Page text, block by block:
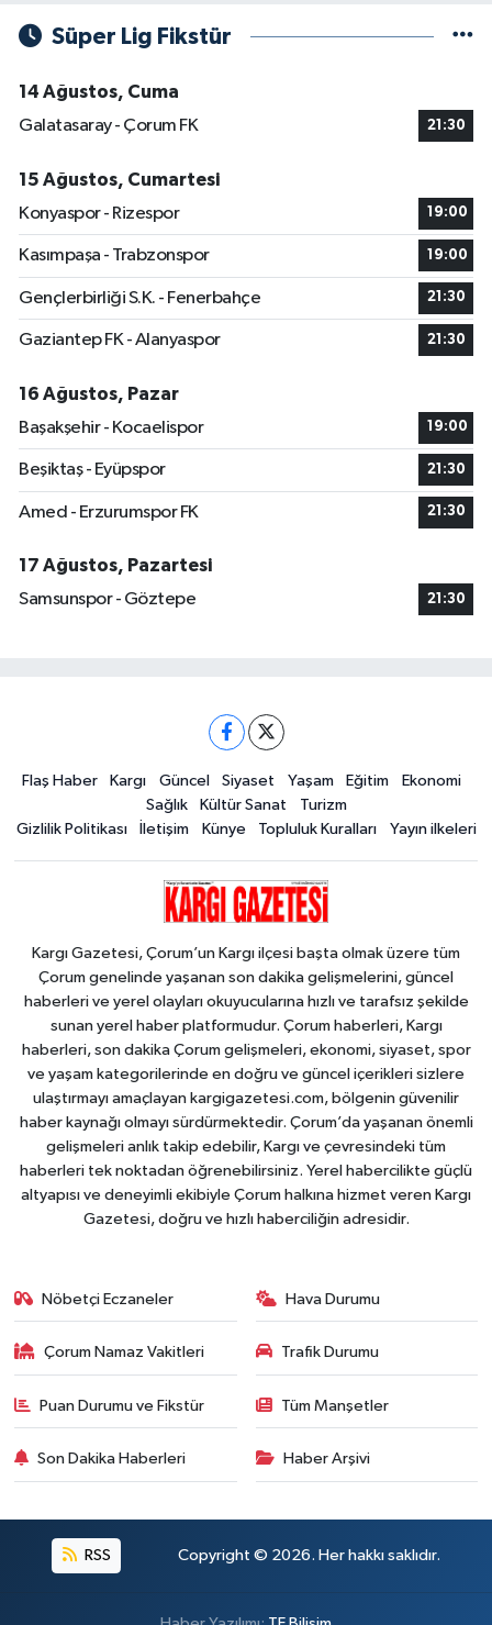
Süper Lig Fikstür
14 Ağustos, Cuma
Galatasaray - Çorum FK
21:30
15 Ağustos, Cumartesi
Konyaspor - Rizespor
19:00
Kasımpaşa - Trabzonspor 19:00
Gençlerbirliği S.K. - Fenerbahçe 21:30
Gaziantep FK - Alanyaspor 21:30
16 Ağustos, Pazar
Başakşehir - Kocaelispor
19:00
Beşiktaş - Eyüpspor 21:30
Amed - Erzurumspor FK 21:30
17 Ağustos, Pazartesi
Samsunspor - Göztepe
21:30
Flaş Haber Kargı Güncel Siyaset Yaşam Eğitim
Ekonomi
Sağlık
Kültür Sanat
Turizm
Gizlilik Politikası
İletişim Künye Topluluk Kuralları Yayın ilkeleri
Kargı Gazetesi, Çorum’un Kargı ilçesi başta olmak üzere tüm
Çorum genelinde yaşanan son dakika gelişmelerini, güncel
haberleri ve yerel olayları okuyucularına hızlı ve tarafsız şekilde
sunan yerel haber platformudur. Çorum haberleri, Kargı
haberleri, son dakika Çorum gelişmeleri, ekonomi, siyaset, spor
ve yaşam kategorilerinde en doğru ve güncel içerikleri sizlere
ulaştırmayı amaçlayan kargigazetesi.com, bölgenin güvenilir
haber kaynağı olmayı sürdürmektedir. Çorum’da yaşanan önemli
gelişmeleri anlık takip edebilir, Kargı ve çevresindeki tüm
haberleri tek noktadan öğrenebilirsiniz. Yerel habercilikte güçlü
altyapısı ve deneyimli ekibiyle Çorum halkına hizmet veren Kargı
Gazetesi, doğru ve hızlı haberciliğin adresidir.
Nöbetçi Eczaneler Hava Durumu
Çorum Namaz Vakitleri Trafik Durumu
Puan Durumu ve Fikstür Tüm Manşetler
Son Dakika Haberleri Haber Arşivi
RSS Copyright © 2026. Her hakkı saklıdır.